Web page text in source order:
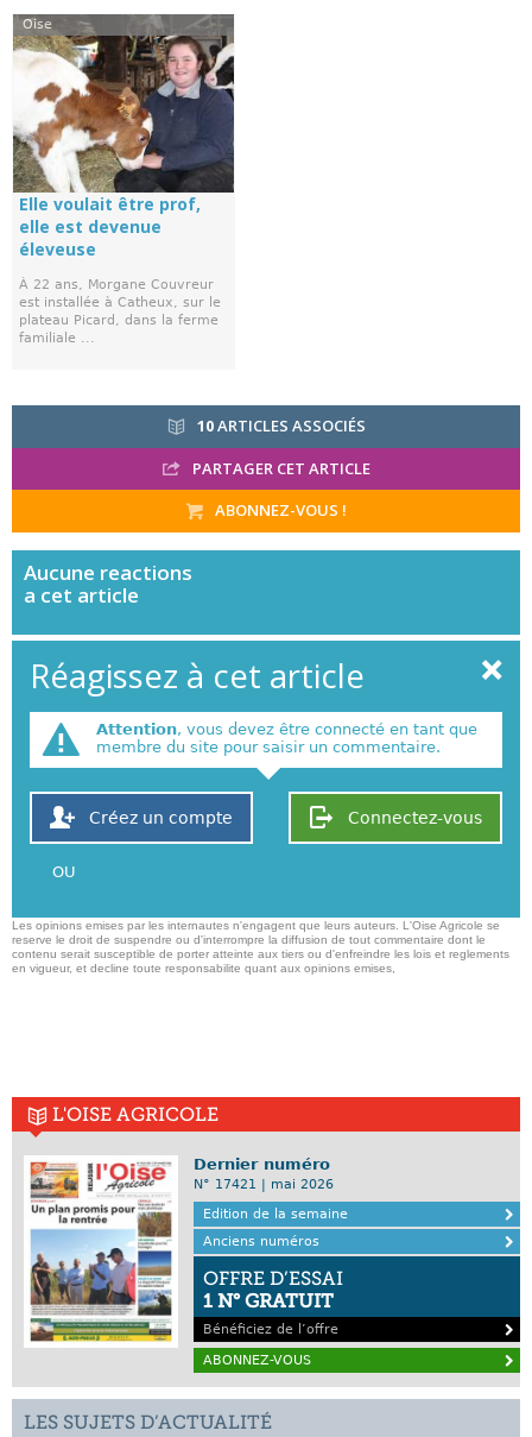
Oise
Elle voulait être prof,
elle est devenue
éleveuse
À 22 ans, Morgane Couvreur
est installée à Catheux, sur le
plateau Picard, dans la ferme
familiale ...
10ARTICLES ASSOCIÉS
PARTAGER CET ARTICLE
ABONNEZ-VOUS !
Aucune reactions
a cet article
Réagissez à cet article
Attention, vous devez être connecté en tant que
membre du site pour saisir un commentaire.
Connectez-vous
Créez un compte
OU
Les opinions emises par les internautes n'engagent que leurs auteurs. L'Oise Agricole se
reserve le droit de suspendre ou d'interrompre la diffusion de tout commentaire dont le
contenu serait susceptible de porter atteinte aux tiers ou d'enfreindre les lois et reglements
en vigueur, et decline toute responsabilite quant aux opinions emises,
L'OISE AGRICOLE
Dernier numéro
N° 17421 | mai 2026
Edition de la semaine
Anciens numéros
OFFRE D’ESSAI
1 N° GRATUIT
Bénéficiez de l’offre
ABONNEZ-VOUS
LES SUJETS D’ACTUALITÉ